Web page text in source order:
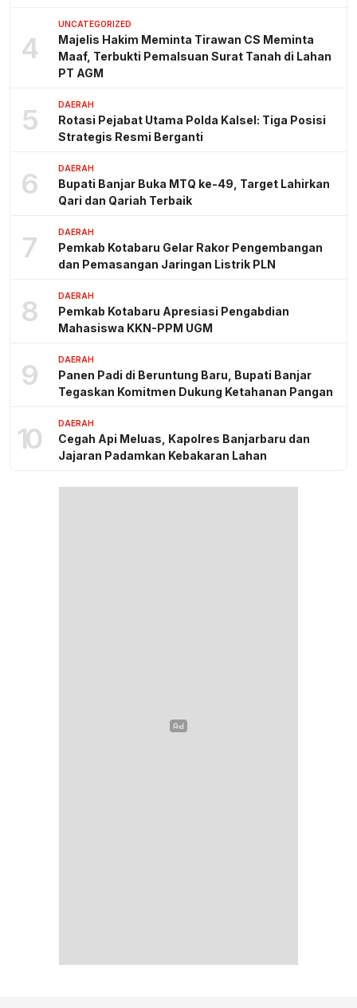
4
UNCATEGORIZED
Majelis Hakim Meminta Tirawan CS Meminta
Maaf, Terbukti Pemalsuan Surat Tanah di Lahan
PT AGM
5 DAERAH
Rotasi Pejabat Utama Polda Kalsel: Tiga Posisi
Strategis Resmi Berganti
6 DAERAH
Bupati Banjar Buka MTQ ke-49, Target Lahirkan
Qari dan Qariah Terbaik
7 DAERAH
Pemkab Kotabaru Gelar Rakor Pengembangan
dan Pemasangan Jaringan Listrik PLN
8 DAERAH
Pemkab Kotabaru Apresiasi Pengabdian
Mahasiswa KKN-PPM UGM
9 DAERAH
Panen Padi di Beruntung Baru, Bupati Banjar
Tegaskan Komitmen Dukung Ketahanan Pangan
10 DAERAH
Cegah Api Meluas, Kapolres Banjarbaru dan
Jajaran Padamkan Kebakaran Lahan